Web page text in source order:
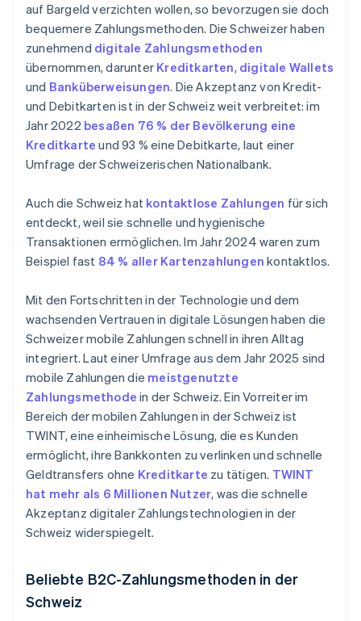
auf Bargeld verzichten wollen, so bevorzugen sie doch
bequemere Zahlungsmethoden. Die Schweizer haben
zunehmend digitale Zahlungsmethoden
übernommen, darunter Kreditkarten, digitale Wallets
und Banküberweisungen. Die Akzeptanz von Kredit-
und Debitkarten ist in der Schweiz weit verbreitet: im
Jahr 2022 besaßen 76 % der Bevölkerung eine
Kreditkarte und 93 % eine Debitkarte, laut einer
Umfrage der Schweizerischen Nationalbank.
Auch die Schweiz hat kontaktlose Zahlungen für sich
entdeckt, weil sie schnelle und hygienische
Transaktionen ermöglichen. Im Jahr 2024 waren zum
Beispiel fast 84 % aller Kartenzahlungen kontaktlos.
Mit den Fortschritten in der Technologie und dem
wachsenden Vertrauen in digitale Lösungen haben die
Schweizer mobile Zahlungen schnell in ihren Alltag
integriert. Laut einer Umfrage aus dem Jahr 2025 sind
mobile Zahlungen die meistgenutzte
Zahlungsmethode in der Schweiz. Ein Vorreiter im
Bereich der mobilen Zahlungen in der Schweiz ist
TWINT, eine einheimische Lösung, die es Kunden
ermöglicht, ihre Bankkonten zu verlinken und schnelle
Geldtransfers ohne Kreditkarte zu tätigen. TWINT
hat mehr als 6 Millionen Nutzer, was die schnelle
Akzeptanz digitaler Zahlungstechnologien in der
Schweiz widerspiegelt.
Beliebte B2C-Zahlungsmethoden in der
Schweiz